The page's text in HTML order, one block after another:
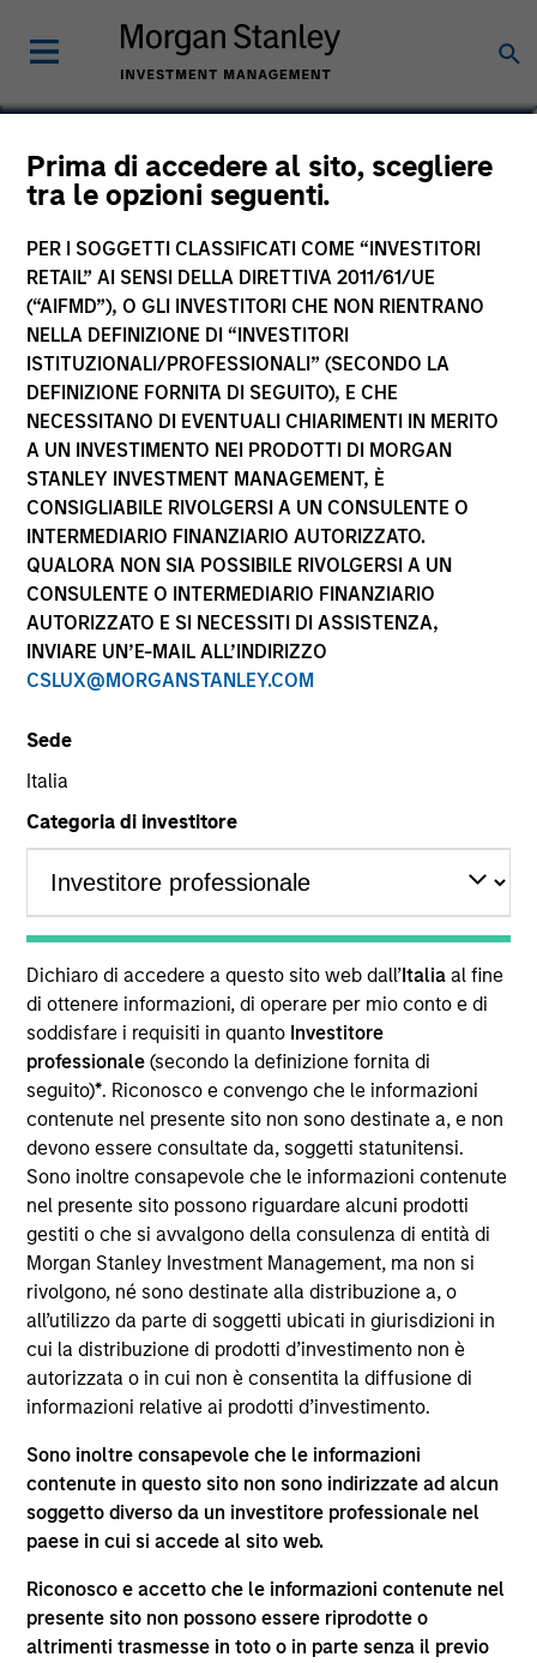
Prima di accedere al sito, scegliere
tra le opzioni seguenti.
PER I SOGGETTI CLASSIFICATI COME “INVESTITORI
RETAIL” AI SENSI DELLA DIRETTIVA 2011/61/UE
(“AIFMD”), O GLI INVESTITORI CHE NON RIENTRANO
NELLA DEFINIZIONE DI “INVESTITORI
ISTITUZIONALI/PROFESSIONALI” (SECONDO LA
DEFINIZIONE FORNITA DI SEGUITO), E CHE
NECESSITANO DI EVENTUALI CHIARIMENTI IN MERITO
A UN INVESTIMENTO NEI PRODOTTI DI MORGAN
STANLEY INVESTMENT MANAGEMENT, È
CONSIGLIABILE RIVOLGERSI A UN CONSULENTE O
INTERMEDIARIO FINANZIARIO AUTORIZZATO.
QUALORA NON SIA POSSIBILE RIVOLGERSI A UN
CONSULENTE O INTERMEDIARIO FINANZIARIO
AUTORIZZATO E SI NECESSITI DI ASSISTENZA,
INVIARE UN’E-MAIL ALL’INDIRIZZO
CSLUX@MORGANSTANLEY.COM
Sede
Italia
Categoria di investitore
Dichiaro di accedere a questo sito web dall’Italia al fine
di ottenere informazioni, di operare per mio conto e di
soddisfare i requisiti in quanto Investitore
professionale(secondo la definizione fornita di
seguito)*. Riconosco e convengo che le informazioni
contenute nel presente sito non sono destinate a, e non
devono essere consultate da, soggetti statunitensi.
Sono inoltre consapevole che le informazioni contenute
nel presente sito possono riguardare alcuni prodotti
gestiti o che si avvalgono della consulenza di entità di
Morgan Stanley Investment Management, ma non si
rivolgono, né sono destinate alla distribuzione a, o
all’utilizzo da parte di soggetti ubicati in giurisdizioni in
cui la distribuzione di prodotti d’investimento non è
autorizzata o in cui non è consentita la diffusione di
informazioni relative ai prodotti d’investimento.
Sono inoltre consapevole che le informazioni
contenute in questo sito non sono indirizzate ad alcun
soggetto diverso da un investitore professionale nel
paese in cui si accede al sito web.
Riconosco e accetto che le informazioni contenute nel
presente sito non possono essere riprodotte o
altrimenti trasmesse in toto o in parte senza il previo
Bo Hunt
Managing Director, Portfolio Manager
YEARS OF INDUSTRY EXPERIENCE
24 Years
High Yield Team
Bo Hunt is a portfolio manager on the high yield
team. He is responsible for buy and sell decisions,
portfolio construction and risk management for the
firm’s high yield strategies. Bo began his career in
the investment management industry in 2002. He
joined Eaton Vance in 2016. Morgan Stanley
acquired Eaton Vance in March 2021. Previously, he
was a credit analyst at Fidelity International in
London and a distressed debt analyst at Bank of
America Merrill Lynch. Bo earned a B.S. in
economics from the Wharton School at the
University of Pennsylvania.
High Yield Team
US Middle Market High Yield Strategy
Invests in U.S.-denominated debt issued by
corporations and non-government issuers,